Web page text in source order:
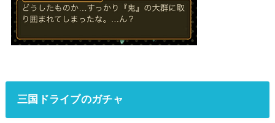
三国ドライブのガチャ